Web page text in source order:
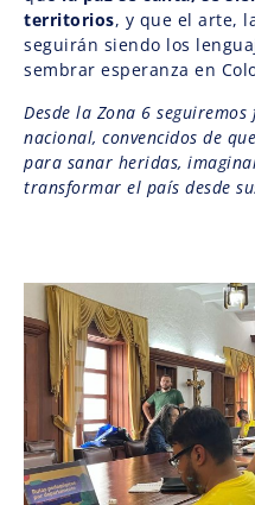
territorios, y que el arte,
seguirán siendo los
sembrar esperanza en
Desde la Zona 6
nacional, convencidos de
para sanar heridas,
transformar el país desde